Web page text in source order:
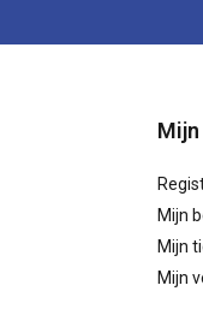
Mijn
Mijn
Mijn